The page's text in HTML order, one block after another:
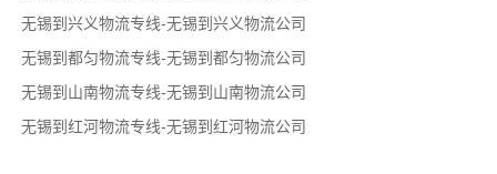
无锡到兴义物流专线-无锡到兴义物流公司
无锡到都匀物流专线-无锡到都匀物流公司
无锡到山南物流专线-无锡到山南物流公司
无锡到红河物流专线-无锡到红河物流公司